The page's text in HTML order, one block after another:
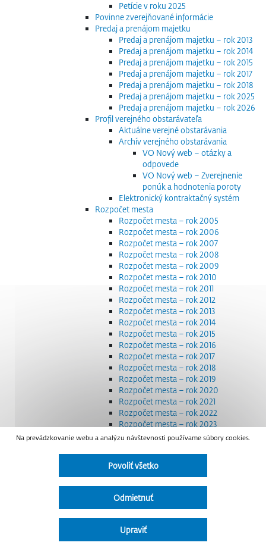
Petície v roku 2025
Povinne zverejňované informácie
Predaj a prenájom majetku
Predaj a prenájom majetku – rok 2013
Predaj a prenájom majetku – rok 2014
Predaj a prenájom majetku – rok 2015
Predaj a prenájom majetku – rok 2017
Predaj a prenájom majetku – rok 2018
Predaj a prenájom majetku – rok 2025
Predaj a prenájom majetku – rok 2026
Profil verejného obstarávateľa
Aktuálne verejné obstarávania
Archív verejného obstarávania
VO Nový web – otázky a
odpovede
VO Nový web – Zverejnenie
ponúk a hodnotenia poroty
Elektronický kontraktačný systém
Rozpočet mesta
Rozpočet mesta – rok 2005
Rozpočet mesta – rok 2006
Rozpočet mesta – rok 2007
Rozpočet mesta – rok 2008
Rozpočet mesta – rok 2009
Rozpočet mesta – rok 2010
Rozpočet mesta – rok 2011
Rozpočet mesta – rok 2012
Rozpočet mesta – rok 2013
Rozpočet mesta – rok 2014
Rozpočet mesta – rok 2015
Rozpočet mesta – rok 2016
Rozpočet mesta – rok 2017
Rozpočet mesta – rok 2018
Rozpočet mesta – rok 2019
Rozpočet mesta – rok 2020
Rozpočet mesta – rok 2021
Rozpočet mesta – rok 2022
Rozpočet mesta – rok 2023
Rozpočet mesta – rok 2024
Smernice a dokumenty
Strategické dokumenty
Transparentnosť a výdavky na štátnu reklamu
Úradná tabuľa
Detail nariadenia
Zoznam daňových dlžníkov
Na prevádzkovanie webu a analýzu návštevnosti používame súbory cookies.
Povoliť všetko
Odmietnuť
Upraviť